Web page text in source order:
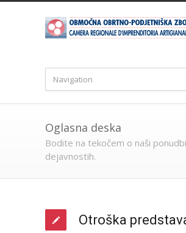
Oglasna deska
Bodite na tekočem o naši
dejavnostih.
Otroška